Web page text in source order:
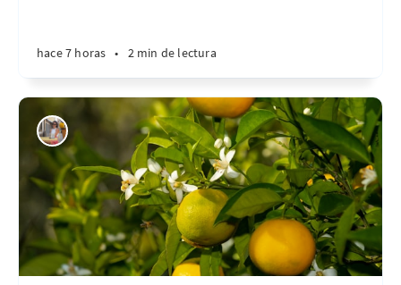
hace 7 horas • 2 min de lectura